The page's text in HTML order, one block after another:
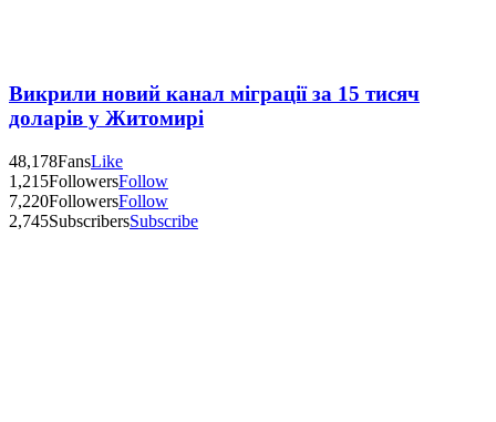
Викрили новий канал міграції за 15 тисяч
доларів у Житомирі
48,178FansLike
1,215FollowersFollow
7,220FollowersFollow
2,745SubscribersSubscribe